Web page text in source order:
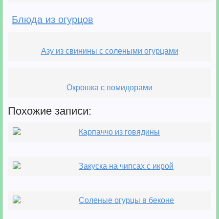
Блюда из огурцов
Азу из свинины с солеными огурцами
Окрошка с помидорами
Похожие записи:
Карпаччо из говядины
Закуска на чипсах с икрой
Соленые огурцы в беконе